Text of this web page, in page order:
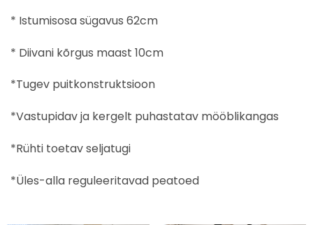
* Istumisosa sügavus 62cm
* Diivani kõrgus maast 10cm
*Tugev puitkonstruktsioon
*Vastupidav ja kergelt puhastatav mööblikangas
*Rühti toetav seljatugi
*Üles-alla reguleeritavad peatoed